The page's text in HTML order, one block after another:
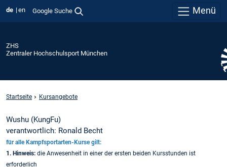
de en Google Suche Menü
ZHS
Zentraler Hochschulsport München
Startseite Kursangebote
Wushu (KungFu)
verantwortlich: Ronald Becht
für alle Kampfsportarten-Kurse gilt:
1. Hinweis: die Anwesenheit in einer der ersten beiden Kursstunden ist
erforderlich